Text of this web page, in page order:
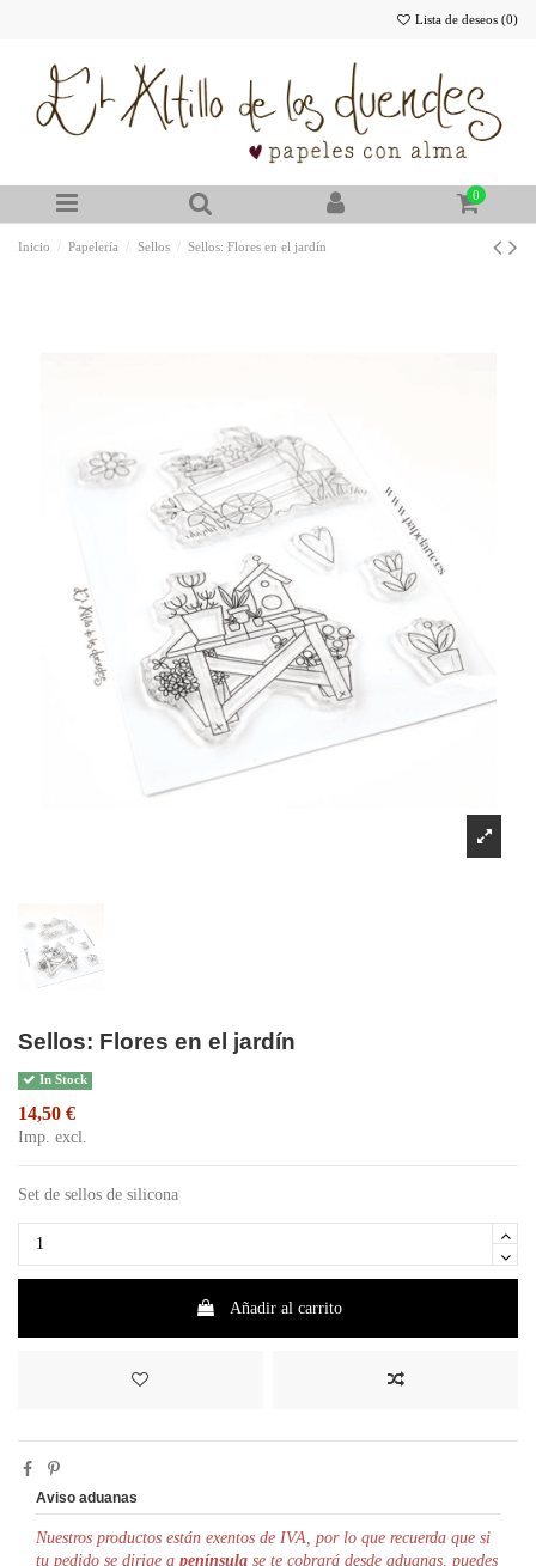
Lista de deseos (0)
0
Inicio Papelería Sellos Sellos: Flores en el jardín
Sellos: Flores en el jardín
In Stock
14,50 €
Imp. excl.
Set de sellos de silicona
Añadir al carrito
Aviso aduanas
Nuestros productos están exentos de IVA, por lo que recuerda que si
tu pedido se dirige a península se te cobrará desde aduanas, puedes